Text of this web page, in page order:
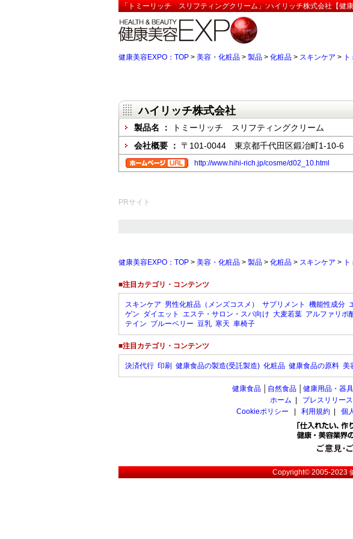
「トミーリッチ スリフティングクリーム」:ハイリッチ株式会社【健
健康美容EXPO：TOP > 美容・化粧品 > 製品 > 化粧品 > スキンケア >
ハイリッチ株式会社
製品名 ：
トミーリッチ スリフティングクリーム
会社概要 ： 〒101-0044 東京都千代田区鍛冶町1-10-6
http://www.hihi-rich.jp/cosme/d02_10.html
PRサイト
健康美容EXPO：TOP > 美容・化粧品 > 製品 > 化粧品 > スキンケア >
■注目カテゴリ・コンテンツ
スキンケア 男性化粧品（メンズコスメ） サプリメント 機能性成分
ゲン ダイエット エステ・サロン・スパ向け 大麦若葉 アルファリポ
テイン ブルーベリー 豆乳 寒天 車椅子
■注目カテゴリ・コンテンツ
決済代行 印刷 健康食品の製造(受託製造) 化粧品 健康食品の原料 美
健康食品 自然食品 健康用品・器具
ホーム
プレスリリース
Cookieポリシー
利用規約 個
Copyright© 2005-2023